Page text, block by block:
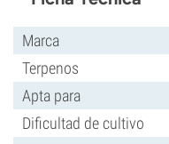
Marca
Terpenos
Apta para
Dificultad de cultivo